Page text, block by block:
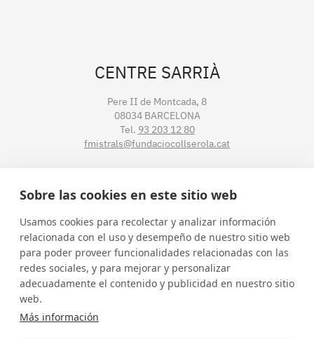
CENTRE SARRIÀ
Pere II de Montcada, 8
08034 BARCELONA
Tel. 93 203 12 80
fmistrals@fundaciocollserola.cat
CENTRE TIBIDABO
Lluís Muntadas, 3-5-7
08035 BARCELONA
Tel.93 211 89 54
fmistralt@fundaciocollserola.cat
Sobre las cookies en este sitio web
Usamos cookies para recolectar y analizar información
relacionada con el uso y desempeño de nuestro sitio web
para poder proveer funcionalidades relacionadas con las
redes sociales, y para mejorar y personalizar
adecuadamente el contenido y publicidad en nuestro sitio
web.
Más información